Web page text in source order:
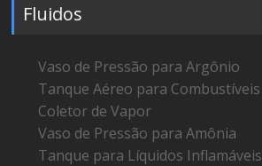
Fluidos
Vaso de Pressão para Argônio
Tanque Aéreo para Combustíveis
Coletor de Vapor
Vaso de Pressão para Amônia
Tanque para Líquidos Inflamáveis